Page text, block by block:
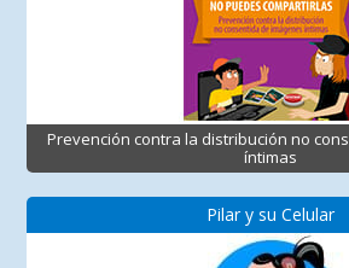
Prevención contra la distribución no
íntimas
Pilar y su Celular